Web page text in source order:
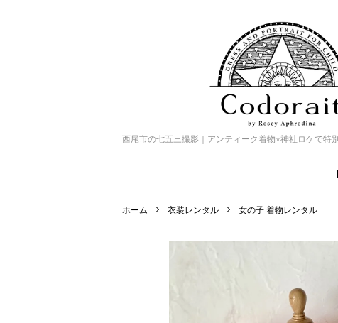
西尾市の七五三撮影｜アンティーク着物×神社ロケで特
ホーム 衣装レンタル 女の子 着物レンタル